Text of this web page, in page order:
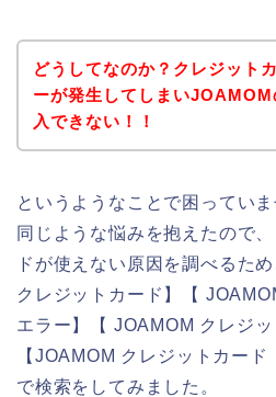
どうしてなのか？クレジット
ーが発生してしまいJOAMOM
入できない！！
というようなことで困ってい
同じような悩みを抱えたので
ドが使えない原因を調べるた
クレジットカード】【
エラー】【 JOAMOM クレジ
【JOAMOM クレジットカー
で検索をしてみました。